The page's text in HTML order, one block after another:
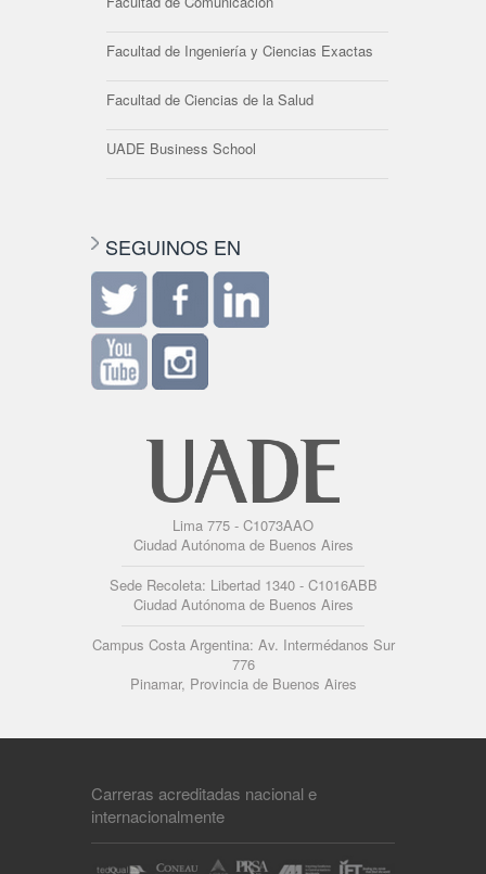
Facultad de Ingeniería y Ciencias Exactas
Facultad de Ciencias de la Salud
UADE Business School
SEGUINOS EN
Lima 775 - C1073AAO
Ciudad Autónoma de Buenos Aires
Sede Recoleta: Libertad 1340 - C1016ABB
Ciudad Autónoma de Buenos Aires
Campus Costa Argentina: Av. Intermédanos Sur
776
Pinamar, Provincia de Buenos Aires
Carreras acreditadas nacional e
internacionalmente